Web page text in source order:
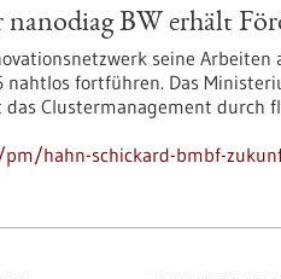
BW erhält
seine Arbeiten
fortführen. Das
Clustermanagement durch
hahn-schickard-bmbf-